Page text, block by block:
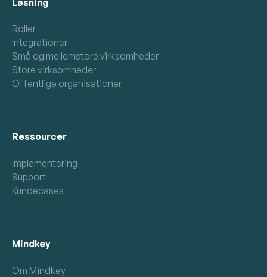
Roller
Integrationer
Små og mellemstore virksomheder
Store virksomheder
Offentlige organisationer
Ressourcer
Implementering
Support
Kundecases
Mindkey
Om Mindkey